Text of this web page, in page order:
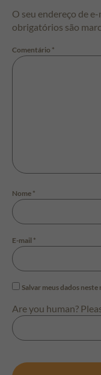
O seu endereço de
obrigatórios são
Comentário *
Nome *
E-mail *
Salvar meus dados
Are you human?